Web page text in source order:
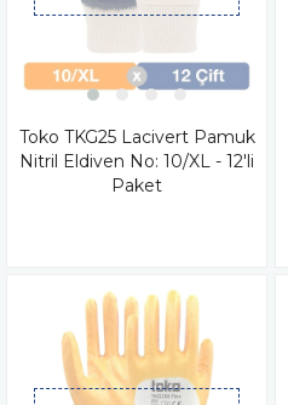
Toko TKG25 Lacivert Pamuk
Nitril Eldiven No: 10/XL - 12'li
Paket